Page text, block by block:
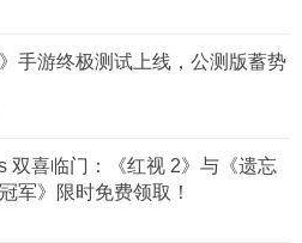
》手游终极测试上线，公测版蓄势
双喜临门：《红视 2》与《遗忘
军》限时免费领取！